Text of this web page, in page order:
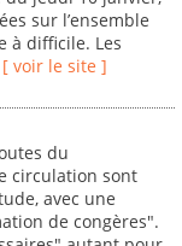
sur l’ensemble
à difficile. Les
[ voir le site ]
du
circulation sont
avec une
de congères".